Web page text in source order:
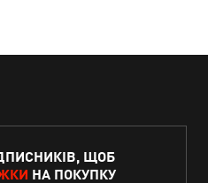
ЩОБ
НА ПОКУПКУ